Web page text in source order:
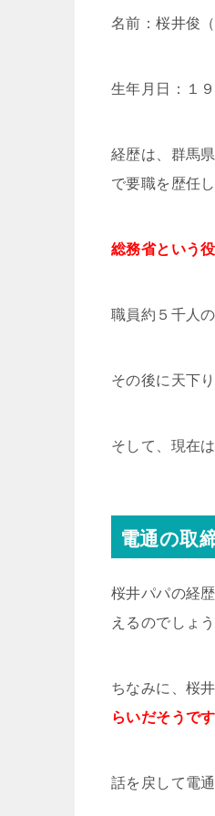
名前：桜井俊
生年月日：１
経歴は、群馬
で要職を歴任
総務省という
職員約５千人
その後に天下
そして、現在
電通の取
桜井パパの経
えるのでしょ
ちなみに、桜
らいだそうです
話を戻して電